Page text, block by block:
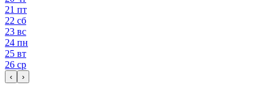
21 пт
22 сб
23 вс
24 пн
25 вт
26 ср
‹ ›